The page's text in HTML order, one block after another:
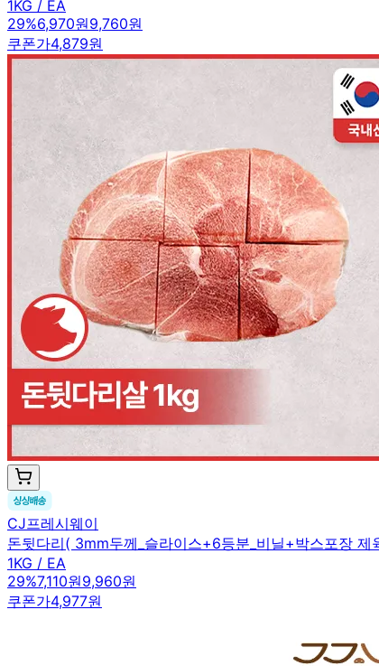
1KG / EA
29%6,970원9,760원
쿠폰가4,879원
CJ프레시웨이
돈뒷다리( 3mm두께_슬라이스+6등분_비닐+박스포장 제
1KG / EA
29%7,110원9,960원
쿠폰가4,977원